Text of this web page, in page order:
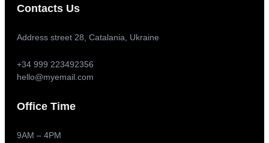
Contacts Us
Address street 28, Catalania, Ukraine
+34 999 223492356
hello@myemail.com
Office Time
9AM – 4PM